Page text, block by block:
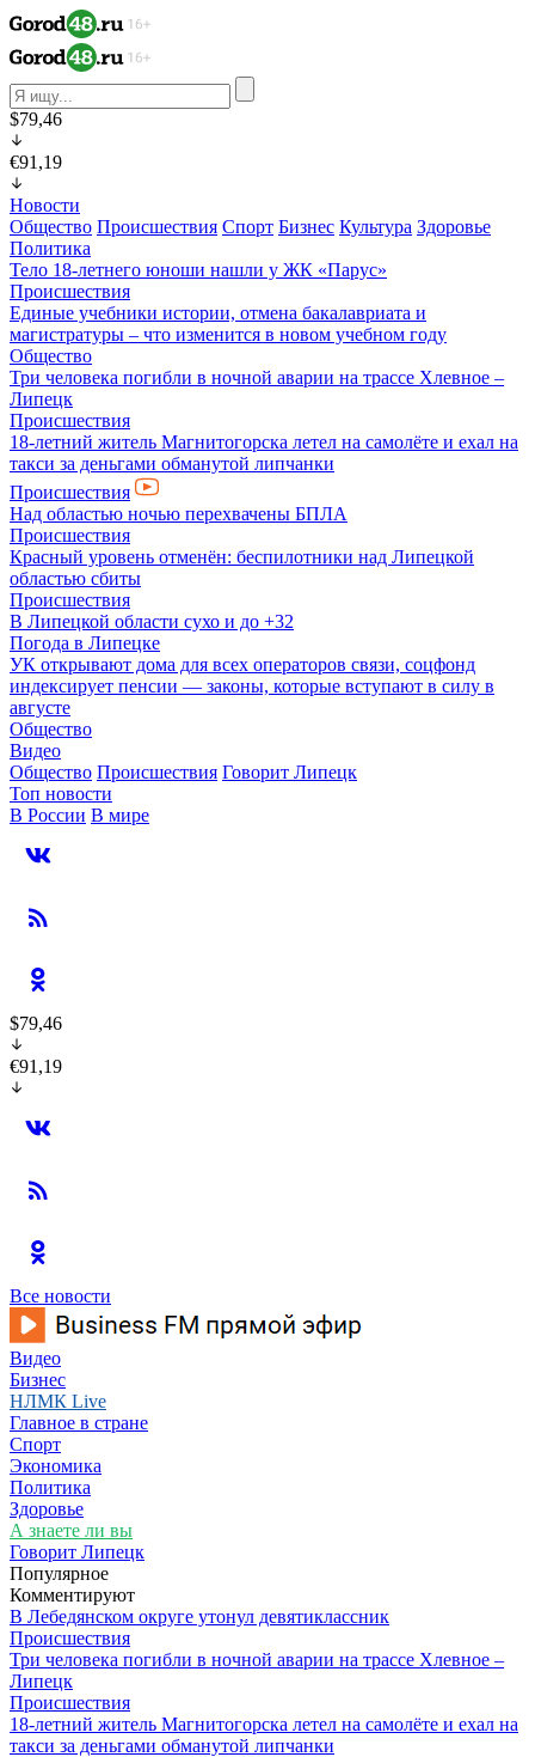
$79,46
€91,19
Новости
Общество Происшествия Спорт Бизнес Культура Здоровье
Политика
Тело 18-летнего юноши нашли у ЖК «Парус»
Происшествия
Единые учебники истории, отмена бакалавриата и
магистратуры – что изменится в новом учебном году
Общество
Три человека погибли в ночной аварии на трассе Хлевное –
Липецк
Происшествия
18-летний житель Магнитогорска летел на самолёте и ехал на
такси за деньгами обманутой липчанки
Происшествия
Над областью ночью перехвачены БПЛА
Происшествия
Красный уровень отменён: беспилотники над Липецкой
областью сбиты
Происшествия
В Липецкой области сухо и до +32
Погода в Липецке
УК открывают дома для всех операторов связи, соцфонд
индексирует пенсии — законы, которые вступают в силу в
августе
Общество
Видео
Общество Происшествия Говорит Липецк
Топ новости
В России В мире
$79,46
€91,19
Все новости
Видео
Бизнес
НЛМК Live
Главное в стране
Спорт
Экономика
Политика
Здоровье
А знаете ли вы
Говорит Липецк
Популярное
Комментируют
В Лебедянском округе утонул девятиклассник
Происшествия
Три человека погибли в ночной аварии на трассе Хлевное –
Липецк
Происшествия
18-летний житель Магнитогорска летел на самолёте и ехал на
такси за деньгами обманутой липчанки